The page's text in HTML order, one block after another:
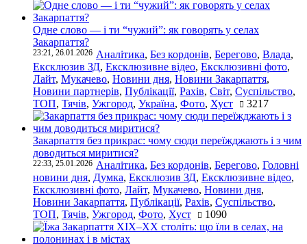
Одне слово — і ти “чужий”: як говорять у селах
Закарпаття?
23:21, 26.01.2026 Аналітика, Без кордонів, Берегово, Влада,
Ексклюзив ЗД, Ексклюзивне відео, Ексклюзивні фото,
Лайт, Мукачево, Новини дня, Новини Закарпаття,
Новини партнерів, Публікації, Рахів, Світ, Суспільство,
ТОП, Тячів, Ужгород, Україна, Фото, Хуст 3217
Закарпаття без прикрас: чому сюди переїжджають і з чим
доводиться миритися?
22:33, 25.01.2026 Аналітика, Без кордонів, Берегово, Головні
новини дня, Думка, Ексклюзив ЗД, Ексклюзивне відео,
Ексклюзивні фото, Лайт, Мукачево, Новини дня,
Новини Закарпаття, Публікації, Рахів, Суспільство,
ТОП, Тячів, Ужгород, Фото, Хуст 1090